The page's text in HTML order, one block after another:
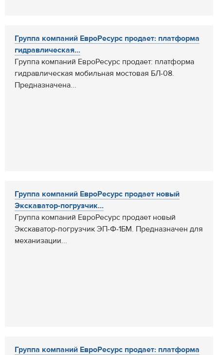
Группа компаний ЕвроРесурс продает: платформа
гидравлическая...
Группа компаний ЕвроРесурс продает: платформа
гидравлическая мобильная мостовая БЛ-08.
Предназначена...
Группа компаний ЕвроРесурс продает новый
Экскаватор-погрузчик...
Группа компаний ЕвроРесурс продает новый
Экскаватор-погрузчик ЭП-Ф-1БМ. Предназначен для
механизации...
Группа компаний ЕвроРесурс продает: платформа